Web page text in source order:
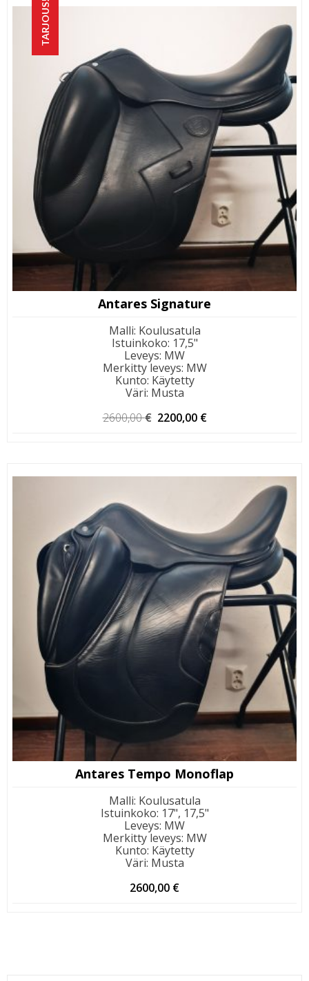
TARJOUS!
Antares Signature
Malli: Koulusatula
Istuinkoko: 17,5"
Leveys: MW
Merkitty leveys: MW
Kunto: Käytetty
Väri: Musta
2600,00€ Alkuperäinen
2200,00 €
Antares Tempo Monoflap
Malli: Koulusatula
Istuinkoko: 17", 17,5"
Leveys: MW
Merkitty leveys: MW
Kunto: Käytetty
Väri: Musta
2600,00 €